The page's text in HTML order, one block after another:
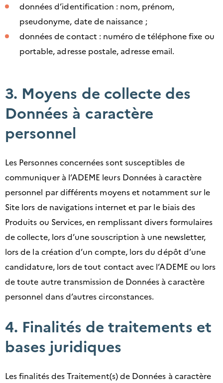
données d’identification : nom, prénom,
pseudonyme, date de naissance ;
données de contact : numéro de téléphone fixe ou
portable, adresse postale, adresse email.
3. Moyens de collecte des
Données à caractère
personnel
Les Personnes concernées sont susceptibles de
communiquer à l’ADEME leurs Données à caractère
personnel par différents moyens et notamment sur le
Site lors de navigations internet et par le biais des
Produits ou Services, en remplissant divers formulaires
de collecte, lors d’une souscription à une newsletter,
lors de la création d’un compte, lors du dépôt d’une
candidature, lors de tout contact avec l’ADEME ou lors
de toute autre transmission de Données à caractère
personnel dans d’autres circonstances.
4. Finalités de traitements et
bases juridiques
Les finalités des Traitement(s) de Données à caractère